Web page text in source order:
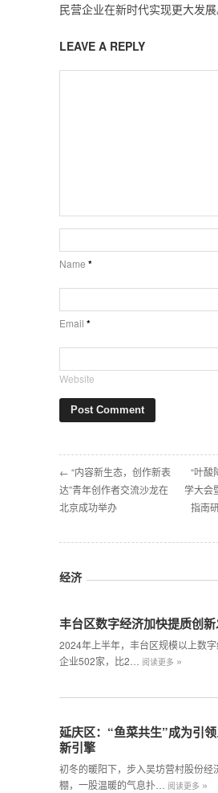
民营企业在新时代实现更大发展
LEAVE A REPLY
Name *
Email *
Website
← “内容新生态，创作新表
达”青年创作者交流沙龙在
北京成功举办
“叶酸
学大会
指南
经济
丰台区数字经济加快提质创
2024年上半年，丰台区规模以上数
企业502家，比2…
阅读更多 »
延庆区：“鱼菜共生”成为引
新引擎
初冬的暖阳下，步入吴坊营村股份经
棚，一股温暖的气息扑…
阅读更多 »